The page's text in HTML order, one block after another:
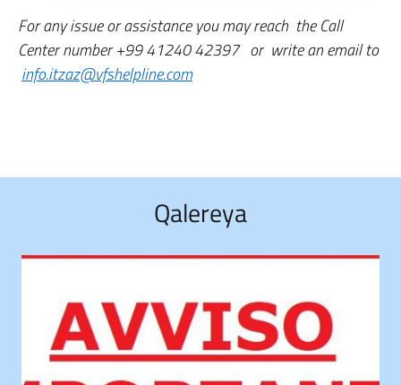
For any issue or assistance you may reach theCall
Center number+99 41240 42397 or write an email to
info.itzaz@vfshelpline.com
Qalereya